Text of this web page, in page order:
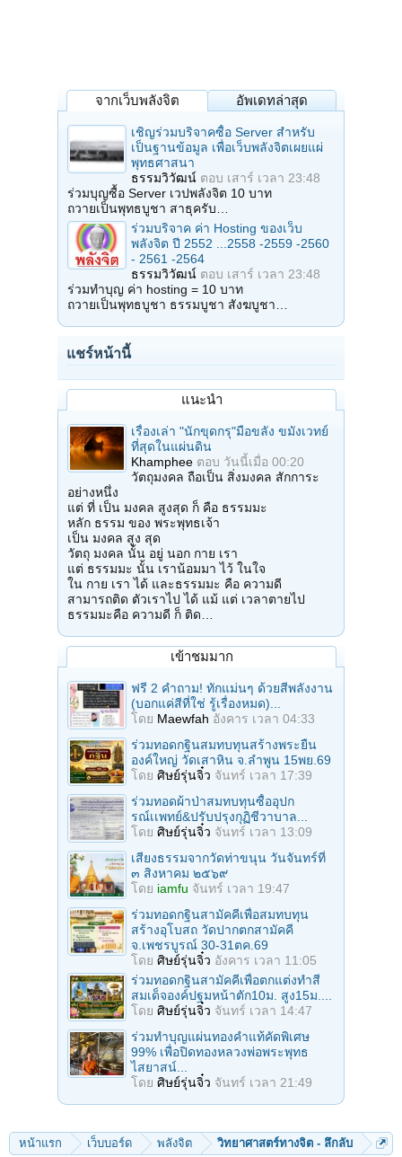
จากเว็บพลังจิต อัพเดทล่าสุด
เชิญร่วมบริจาคซื้อ Server สำหรับ
เป็นฐานข้อมูล เพื่อเว็บพลังจิตเผยแผ่
พุทธศาสนา
ธรรมวิวัฒน์ ตอบ เสาร์ เวลา 23:48
ร่วมบุญซื้อ Server เวปพลังจิต 10 บาท
ถวายเป็นพุทธบูชา สาธุครับ…
ร่วมบริจาค ค่า Hosting ของเว็บ
พลังจิต ปี 2552 ...2558 -2559 -2560
- 2561 -2564
ธรรมวิวัฒน์ ตอบ เสาร์ เวลา 23:48
ร่วมทำบุญ ค่า hosting = 10 บาท
ถวายเป็นพุทธบูชา ธรรมบูชา สังฆบูชา…
แชร์หน้านี้
แนะนำ
เรื่องเล่า "นักขุดกรุ"มือขลัง ขมังเวทย์
ที่สุดในแผ่นดิน
Khamphee ตอบ วันนี้เมื่อ 00:20
วัตถุมงคล ถือเป็น สิ่งมงคล สักการะ
อย่างหนึ่ง
แต่ ที่ เป็น มงคล สูงสุด ก็ คือ ธรรมมะ
หลัก ธรรม ของ พระพุทธเจ้า
เป็น มงคล สูง สุด
วัตถุ มงคล นั้น อยู่ นอก กาย เรา
แต่ ธรรมมะ นั้น เราน้อมมา ไว้ ในใจ
ใน กาย เรา ได้ และธรรมมะ คือ ความดี
สามารถติด ตัวเราไป ได้ แม้ แต่ เวลาตายไป
ธรรมมะคือ ความดี ก็ ติด…
เข้าชมมาก
ฟรี 2 คำถาม! ทักแม่นๆ ด้วยสีพลังงาน
(บอกแค่สีที่ใช่ รู้เรื่องหมด)...
โดย Maewfah อังคาร เวลา 04:33
ร่วมทอดกฐินสมทบทุนสร้างพระยืน
องค์ใหญ่ วัดเสาหิน จ.ลําพูน 15พย.69
โดย ศิษย์รุ่นจิ๋ว จันทร์ เวลา 17:39
ร่วมทอดผ้าป่าสมทบทุนซื้ออุปก
รณ์เเพทย์&ปรับปรุงกุฏิชีวาบาล...
โดย ศิษย์รุ่นจิ๋ว จันทร์ เวลา 13:09
เสียงธรรมจากวัดท่าขนุน วันจันทร์ที่
๓ สิงหาคม ๒๕๖๙
โดย iamfu จันทร์ เวลา 19:47
ร่วมทอดกฐินสามัคคีเพื่อสมทบทุน
สร้างอุโบสถ วัดปากตกสามัคคี
จ.เพชรบูรณ์ 30-31ตค.69
โดย ศิษย์รุ่นจิ๋ว อังคาร เวลา 11:05
ร่วมทอดกฐินสามัคคีเพื่อตกแต่งทำสี
สมเด็จองค์ปฐมหน้าตัก10ม. สูง15ม....
โดย ศิษย์รุ่นจิ๋ว จันทร์ เวลา 14:47
ร่วมทําบุญแผ่นทองคำแท้คัดพิเศษ
99% เพื่อปิดทองหลวงพ่อพระพุทธ
ไสยาสน์...
โดย ศิษย์รุ่นจิ๋ว จันทร์ เวลา 21:49
หน้าแรก เว็บบอร์ด พลังจิต วิทยาศาสตร์ทางจิต - ลึกลับ